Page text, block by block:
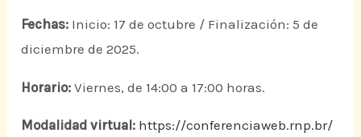
Fechas: Inicio: 17 de octubre / Finalización: 5 de
diciembre de 2025.
Horario: Viernes, de 14:00 a 17:00 horas.
Modalidad virtual: https://conferenciaweb.rnp.br/